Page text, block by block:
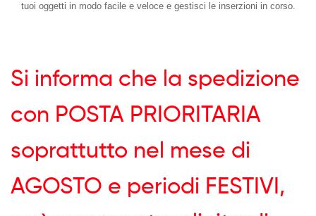
tuoi oggetti in modo facile e veloce e gestisci le inserzioni in corso.
Si informa che la spedizione
con POSTA PRIORITARIA
soprattutto nel mese di
AGOSTO e periodi FESTIVI,